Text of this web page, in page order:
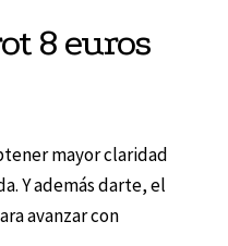
8 euros
mayor claridad
Y además darte, el
avanzar con